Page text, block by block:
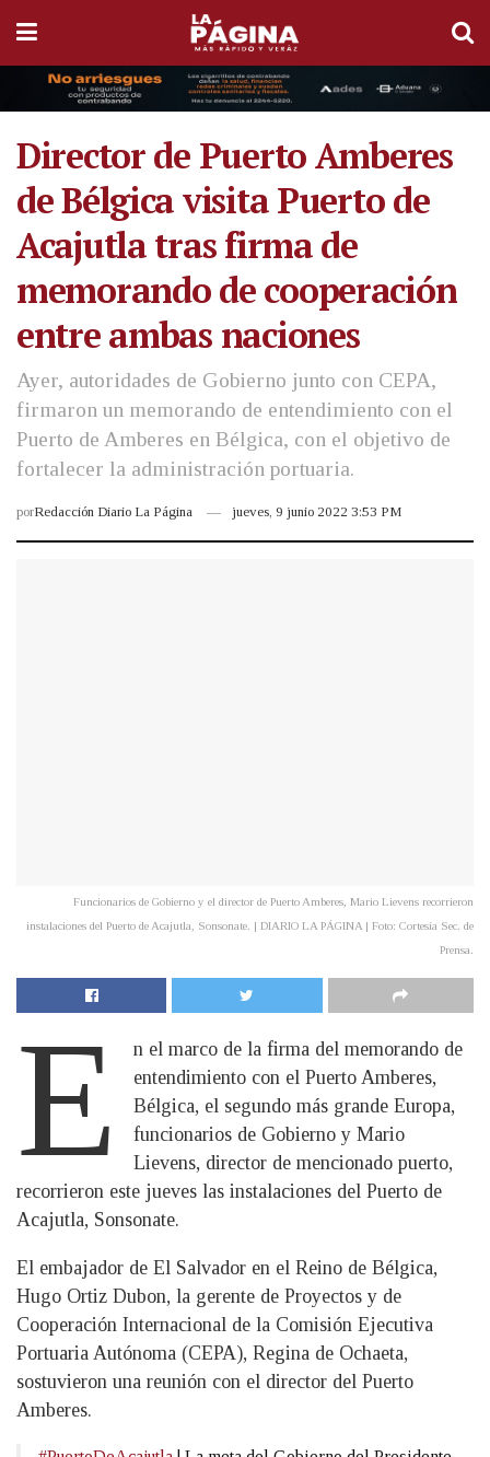
Director de Puerto Amberes
de Bélgica visita Puerto de
Acajutla tras firma de
memorando de cooperación
entre ambas naciones
Ayer, autoridades de Gobierno junto con CEPA,
firmaron un memorando de entendimiento con el
Puerto de Amberes en Bélgica, con el objetivo de
fortalecer la administración portuaria.
porRedacción Diario La Página jueves, 9 junio 2022 3:53 PM
Funcionarios de Gobierno y el director de Puerto Amberes, Mario Lievens recorrieron
instalaciones del Puerto de Acajutla, Sonsonate. | DIARIO LA PÁGINA | Foto: Cortesía Sec. de
Prensa.
E
n el marco de la firma del memorando de
entendimiento con el Puerto Amberes,
Bélgica, el segundo más grande Europa,
funcionarios de Gobierno y Mario
Lievens, director de mencionado puerto,
recorrieron este jueves las instalaciones del Puerto de
Acajutla, Sonsonate.
El embajador de El Salvador en el Reino de Bélgica,
Hugo Ortiz Dubon, la gerente de Proyectos y de
Cooperación Internacional de la Comisión Ejecutiva
Portuaria Autónoma (CEPA), Regina de Ochaeta,
sostuvieron una reunión con el director del Puerto
Amberes.